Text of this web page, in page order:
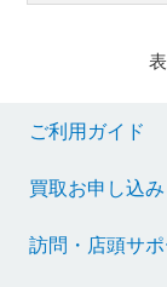
ご利用ガイド
買取お申し込み
訪問・店頭サポ